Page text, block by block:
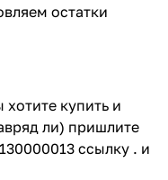
остатки
купить и
ли) пришлите
ссылку . и